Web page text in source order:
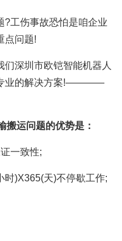
工伤事故恐怕是咱企业
点问题!
深圳市欧铠智能机器人
专业的解决方案!————
搬运问题的优势是：
一致性;
时)X365(天)不停歇工作;